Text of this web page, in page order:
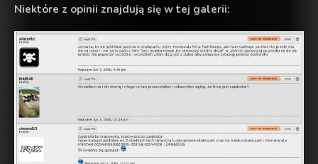
Niektóre z opinii znajdują się w tej galerii: